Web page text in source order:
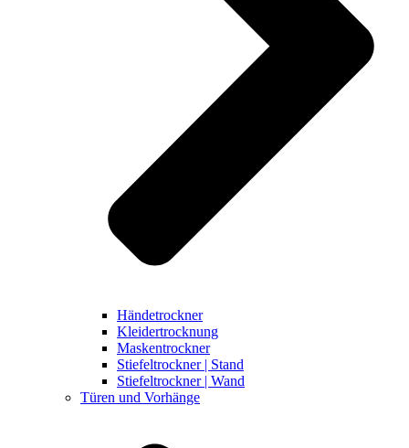
Händetrockner
Kleidertrocknung
Maskentrockner
Stiefeltrockner | Stand
Stiefeltrockner | Wand
Türen und Vorhänge